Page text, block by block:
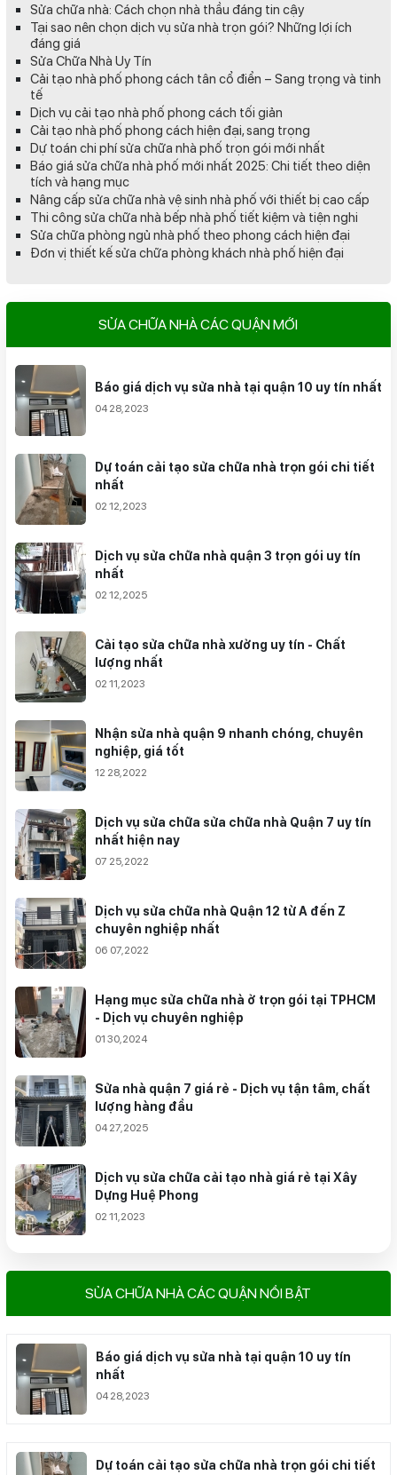
Sửa chữa nhà: Cách chọn nhà thầu đáng tin cậy
Tại sao nên chọn dịch vụ sửa nhà trọn gói? Những lợi ích
đáng giá
Sửa Chữa Nhà Uy Tín
Cải tạo nhà phố phong cách tân cổ điển – Sang trọng và tinh
tế
Dịch vụ cải tạo nhà phố phong cách tối giản
Cải tạo nhà phố phong cách hiện đại, sang trọng
Dự toán chi phí sửa chữa nhà phố trọn gói mới nhất
Báo giá sửa chữa nhà phố mới nhất 2025: Chi tiết theo diện
tích và hạng mục
Nâng cấp sửa chữa nhà vệ sinh nhà phố với thiết bị cao cấp
Thi công sửa chữa nhà bếp nhà phố tiết kiệm và tiện nghi
Sửa chữa phòng ngủ nhà phố theo phong cách hiện đại
Đơn vị thiết kế sửa chữa phòng khách nhà phố hiện đại
SỬA CHỮA NHÀ CÁC QUẬN MỚI
Báo giá dịch vụ sửa nhà tại quận 10 uy tín nhất
04 28,2023
Dự toán cải tạo sửa chữa nhà trọn gói chi tiết
nhất
02 12,2023
Dịch vụ sửa chữa nhà quận 3 trọn gói uy tín
nhất
02 12,2025
Cải tạo sửa chữa nhà xưởng uy tín - Chất
lượng nhất
02 11,2023
Nhận sửa nhà quận 9 nhanh chóng, chuyên
nghiệp, giá tốt
12 28,2022
Dịch vụ sửa chữa sửa chữa nhà Quận 7 uy tín
nhất hiện nay
07 25,2022
Dịch vụ sửa chữa nhà Quận 12 từ A đến Z
chuyên nghiệp nhất
06 07,2022
Hạng mục sửa chữa nhà ở trọn gói tại TPHCM
- Dịch vụ chuyên nghiệp
01 30,2024
Sửa nhà quận 7 giá rẻ - Dịch vụ tận tâm, chất
lượng hàng đầu
04 27,2025
Dịch vụ sửa chữa cải tạo nhà giá rẻ tại Xây
Dựng Huệ Phong
02 11,2023
SỬA CHỮA NHÀ CÁC QUẬN NỔI BẬT
Báo giá dịch vụ sửa nhà tại quận 10 uy tín
nhất
04 28,2023
Dự toán cải tạo sửa chữa nhà trọn gói chi tiết